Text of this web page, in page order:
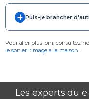
Puis-je brancher
Pour aller plus loin, consultez
le son et l'image à la maison.
Les experts du